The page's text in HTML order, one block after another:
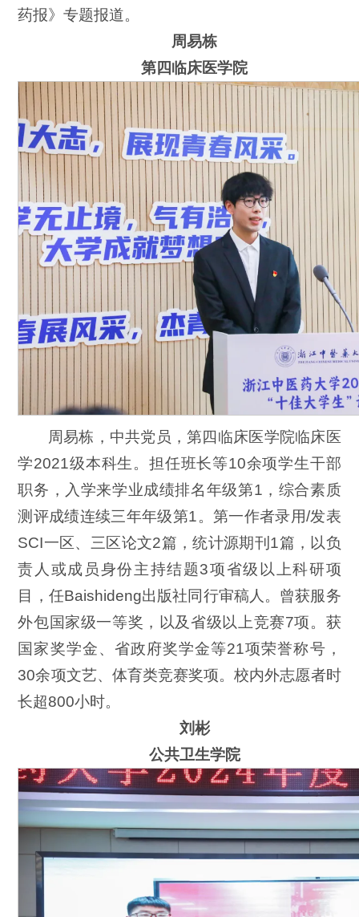
药报》专题报道。
周易栋
第四临床医学院
周易栋，中共党员，第四临床医学院临床医
学2021级本科生。担任班长等10余项学生干部
职务，入学来学业成绩排名年级第1，综合素质
测评成绩连续三年年级第1。第一作者录用/发表
SCI一区、三区论文2篇，统计源期刊1篇，以负
责人或成员身份主持结题3项省级以上科研项
目，任Baishideng出版社同行审稿人。曾获服务
外包国家级一等奖，以及省级以上竞赛7项。获
国家奖学金、省政府奖学金等21项荣誉称号，
30余项文艺、体育类竞赛奖项。校内外志愿者时
长超800小时。
刘彬
公共卫生学院